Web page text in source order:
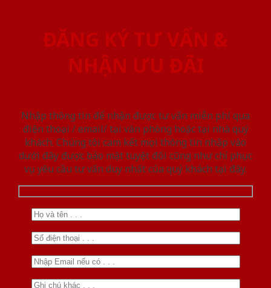
ĐĂNG KÝ TƯ VẤN &
NHẬN ƯU ĐÃI
Nhập thông tin để nhận được tư vấn miễn phí qua
điện thoại / email/ tại văn phòng hoặc tại nhà quý
khách. Chúng tôi cam kết mọi thông tin nhập vào
dưới đây được bảo mật tuyệt đối cũng như chỉ phục
vụ yêu cầu tư vấn duy nhất của quý khách tại đây.